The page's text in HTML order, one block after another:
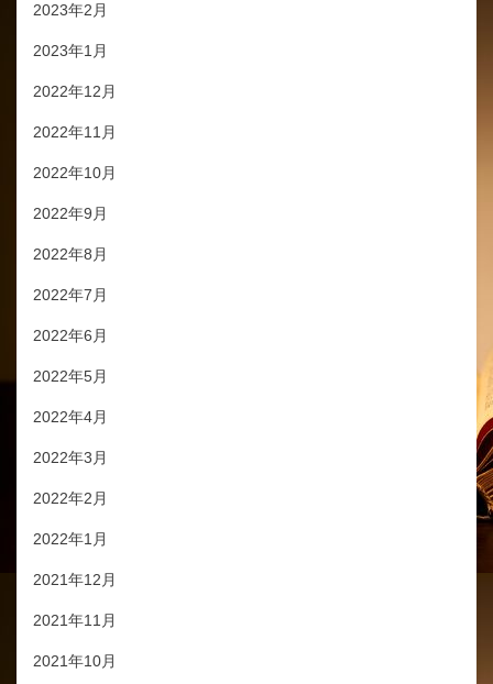
2023年2月
2023年1月
2022年12月
2022年11月
2022年10月
2022年9月
2022年8月
2022年7月
2022年6月
2022年5月
2022年4月
2022年3月
2022年2月
2022年1月
2021年12月
2021年11月
2021年10月